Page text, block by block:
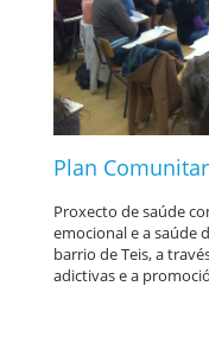
Plan
Proxecto de saúde
emocional e a saúde
barrio de Teis, a
adictivas e a